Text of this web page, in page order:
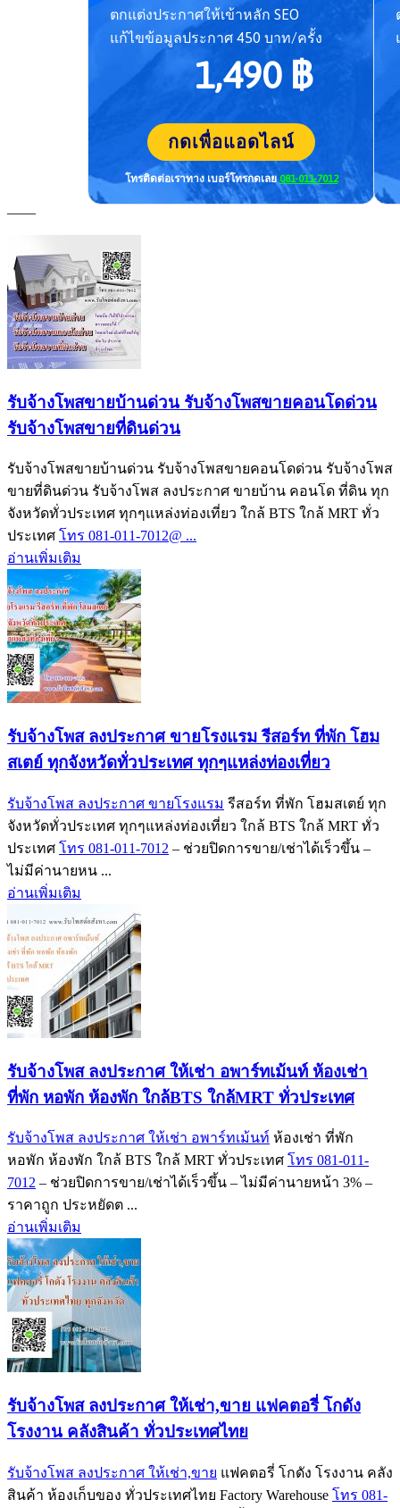
ตกแต่งประกาศให้เข้าหลัก SEO
แก้ไขข้อมูลประกาศ 450 บาท/ครั้ง
1,490 ฿
กดเพื่อแอดไลน์
โทรติดต่อเราทาง เบอร์โทรกดเลย 081-011-7012
——
รับจ้างโพสขายบ้านด่วน รับจ้างโพสขายคอนโดด่วน
รับจ้างโพสขายที่ดินด่วน
รับจ้างโพสขายบ้านด่วน รับจ้างโพสขายคอนโดด่วน รับจ้างโพส
ขายที่ดินด่วน รับจ้างโพส ลงประกาศ ขายบ้าน คอนโด ที่ดิน ทุก
จังหวัดทั่วประเทศ ทุกๆแหล่งท่องเที่ยว ใกล้ BTS ใกล้ MRT ทั่ว
ประเทศ โทร 081-011-7012@ ...
อ่านเพิ่มเติม
รับจ้างโพส ลงประกาศ ขายโรงแรม รีสอร์ท ที่พัก โฮม
สเตย์ ทุกจังหวัดทั่วประเทศ ทุกๆแหล่งท่องเที่ยว
รับจ้างโพส ลงประกาศ ขายโรงแรม รีสอร์ท ที่พัก โฮมสเตย์ ทุก
จังหวัดทั่วประเทศ ทุกๆแหล่งท่องเที่ยว ใกล้ BTS ใกล้ MRT ทั่ว
ประเทศ โทร 081-011-7012 – ช่วยปิดการขาย/เช่าได้เร็วขึ้น –
ไม่มีค่านายหน ...
อ่านเพิ่มเติม
รับจ้างโพส ลงประกาศ ให้เช่า อพาร์ทเม้นท์ ห้องเช่า
ที่พัก หอพัก ห้องพัก ใกล้BTS ใกล้MRT ทั่วประเทศ
รับจ้างโพส ลงประกาศ ให้เช่า อพาร์ทเม้นท์ ห้องเช่า ที่พัก
หอพัก ห้องพัก ใกล้ BTS ใกล้ MRT ทั่วประเทศ โทร 081-011-
7012 – ช่วยปิดการขาย/เช่าได้เร็วขึ้น – ไม่มีค่านายหน้า 3% –
ราคาถูก ประหยัดต ...
อ่านเพิ่มเติม
รับจ้างโพส ลงประกาศ ให้เช่า,ขาย แฟคตอรี่ โกดัง
โรงงาน คลังสินค้า ทั่วประเทศไทย
รับจ้างโพส ลงประกาศ ให้เช่า,ขาย แฟคตอรี่ โกดัง โรงงาน คลัง
สินค้า ห้องเก็บของ ทั่วประเทศไทย Factory Warehouse โทร 081-